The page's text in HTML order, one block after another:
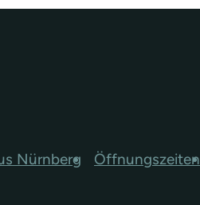
Nürnberg Öffnungszeiten